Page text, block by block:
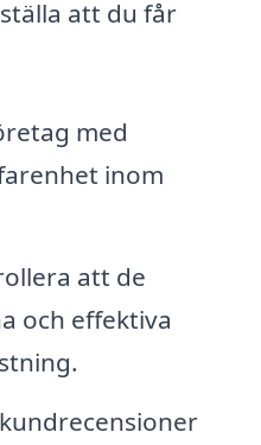
att du får
med
inom
att de
och effektiva